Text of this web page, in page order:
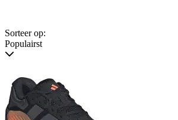
Sorteer op:
Populairst